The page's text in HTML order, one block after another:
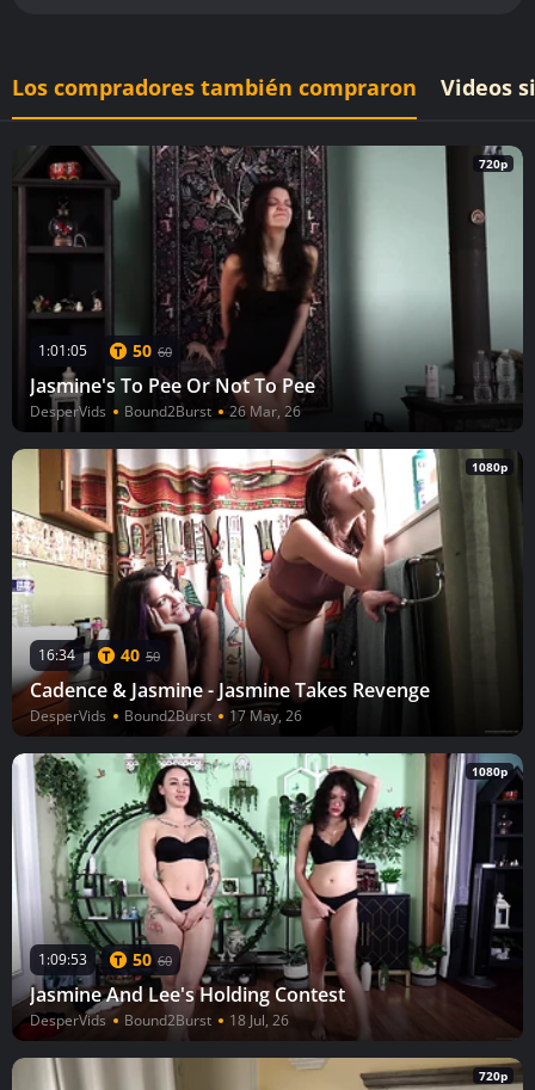
Los compradores también compraron Videos
720p
1:01:05 50 60
Jasmine's To Pee Or Not To Pee
DesperVids Bound2Burst 26 Mar, 26
1080p
16:34 40 50
Cadence & Jasmine - Jasmine Takes Revenge
DesperVids Bound2Burst 17 May, 26
1080p
1:09:53 50 60
Jasmine And Lee's Holding Contest
DesperVids Bound2Burst 18 Jul, 26
720p